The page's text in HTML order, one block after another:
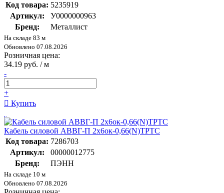
Код товара: 5235919
Артикул:
У0000000963
Бренд:
Металлист
На складе 83 м
Обновлено 07.08.2026
Розничная цена:
34.19 руб. / м
-
+
Купить
Кабель силовой АВВГ-П 2х6ок-0,66(N)ТРТС
Код товара: 7286703
Артикул:
00000012775
Бренд:
ПЭНН
На складе 10 м
Обновлено 07.08.2026